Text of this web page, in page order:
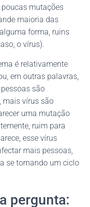
mutações
maioria das
forma, ruins
o vírus).
é relativamente
em outras palavras,
são
mais vírus são
uma mutação
ruim para
esse vírus
mais pessoas,
se tornando um ciclo
pergunta: